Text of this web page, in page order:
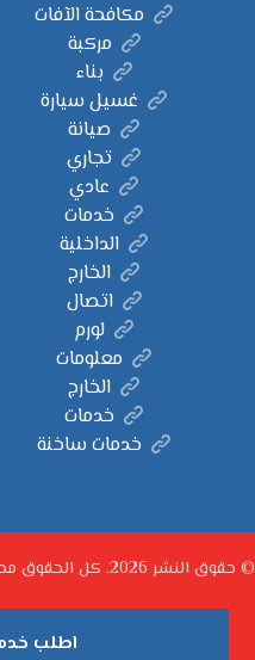
مكافحة الآفات
مركبة
بناء
غسيل سيارة
صيانة
تجاري
عادي
خدمات
الداخلية
الخارج
اتصال
لورم
معلومات
الخارج
خدمات
خدمات ساخنة
© حقوق النشر 2026. كل الحقوق محفوظة.
اطلب